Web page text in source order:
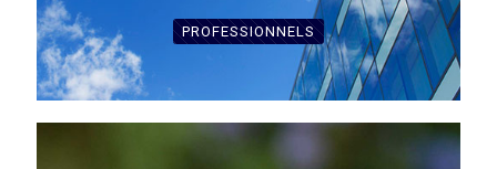
PROFESSIONNELS